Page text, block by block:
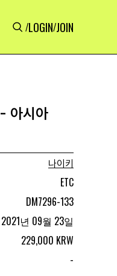
/LOGIN/JOIN
아시아
나이키
ETC
DM7296-133
2021년 09월 23일
229,000 KRW
-